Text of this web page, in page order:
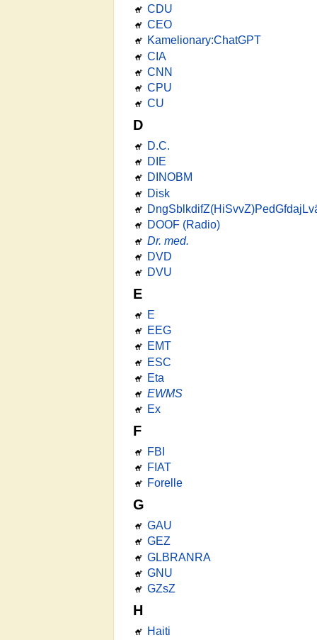
CDU
CEO
Kamelionary:ChatGPT
CIA
CNN
CPU
CU
D
D.C.
DIE
DINOBM
Disk
DOOF (Radio)
Dr. med.
DVD
DVU
E
E
EEG
EMT
ESC
Eta
EWMS
Ex
F
FBI
FIAT
Forelle
G
GAU
GEZ
GLBRANRA
GNU
GZsZ
H
Haiti